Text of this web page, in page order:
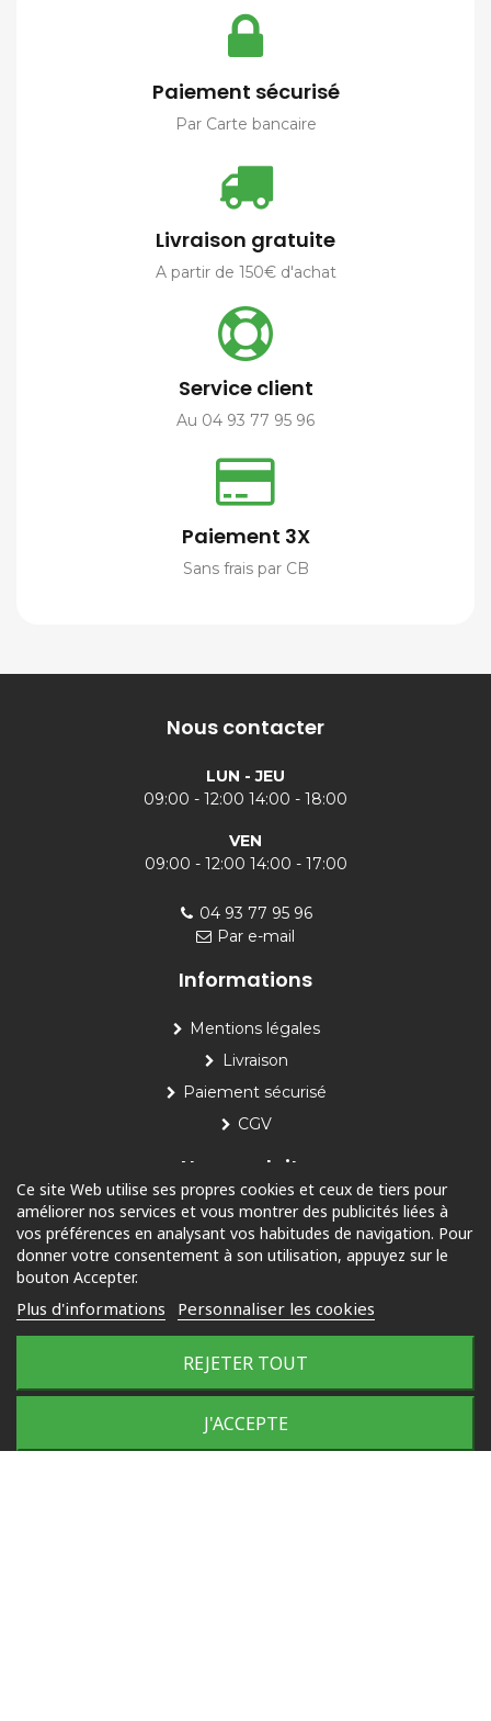
Paiement sécurisé
Par Carte bancaire
Livraison gratuite
A partir de 150€ d'achat
Service client
Au 04 93 77 95 96
Paiement 3X
Sans frais par CB
Nous contacter
LUN - JEU
09:00 - 12:00 14:00 - 18:00
VEN
09:00 - 12:00 14:00 - 17:00
04 93 77 95 96
Par e-mail
Informations
Mentions légales
Livraison
Paiement sécurisé
CGV
Nos produits
Piscine
Jardin
Outdoor
© 2025 Tous droits réservés
Plan du site
Ce site Web utilise ses propres cookies et ceux de tiers pour
améliorer nos services et vous montrer des publicités liées à
vos préférences en analysant vos habitudes de navigation. Pour
donner votre consentement à son utilisation, appuyez sur le
bouton Accepter.
Plus d'informations Personnaliser les cookies
REJETER TOUT
J'ACCEPTE